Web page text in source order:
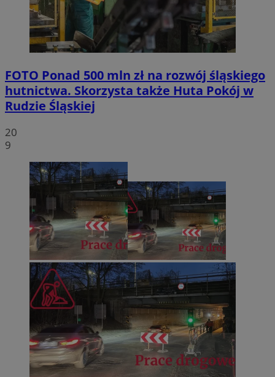
FOTO Ponad 500 mln zł na rozwój śląskiego
hutnictwa. Skorzysta także Huta Pokój w
Rudzie Śląskiej
20
9